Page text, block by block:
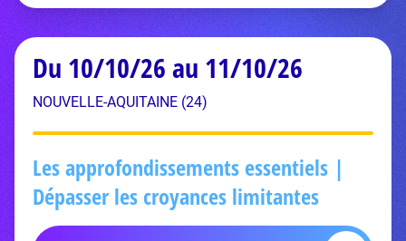
Du 10/10/26 au 11/10/26
NOUVELLE-AQUITAINE (24)
Les approfondissements essentiels |
Dépasser les croyances limitantes